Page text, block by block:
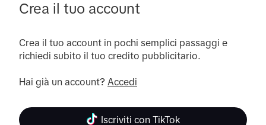
Crea il tuo account
Crea il tuo account in pochi semplici passaggi e
richiedi subito il tuo credito pubblicitario.
Hai già un account? Accedi
Iscriviti con TikTok